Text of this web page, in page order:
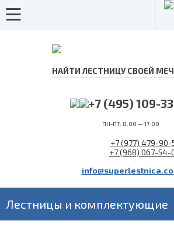
+7 (495) 109-
ПН-ПТ: 8:00 — 17:00
+7 (977) 479-90-
+7 (968) 067-54-
Лестницы и комплектующие